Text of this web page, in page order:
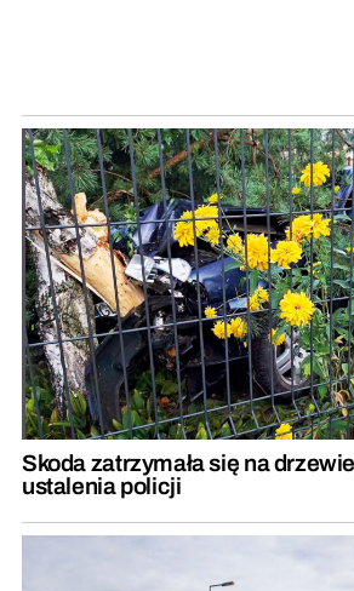
Skoda zatrzymała się na
ustalenia policji